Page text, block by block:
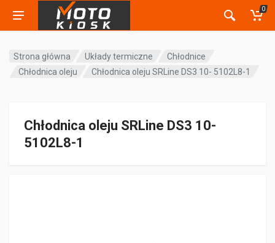
0
Strona główna Układy termiczne
Chłodnice
Chłodnica oleju
Chłodnica oleju SRLine DS3 10- 5102L8-1
Chłodnica oleju SRLine DS3 10-
5102L8-1